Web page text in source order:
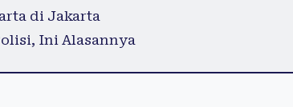
di Jakarta
Ini Alasannya